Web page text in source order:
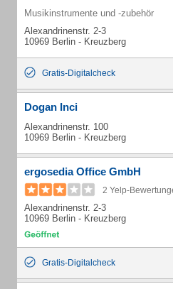
Musikinstrumente und -zubehör
Alexandrinenstr. 2-3
10969 Berlin - Kreuzberg
Gratis-Digitalcheck
Dogan Inci
Alexandrinenstr. 100
10969 Berlin - Kreuzberg
ergosedia Office GmbH
2 Yelp-
Alexandrinenstr. 2-3
10969 Berlin - Kreuzberg
Gratis-Digitalcheck